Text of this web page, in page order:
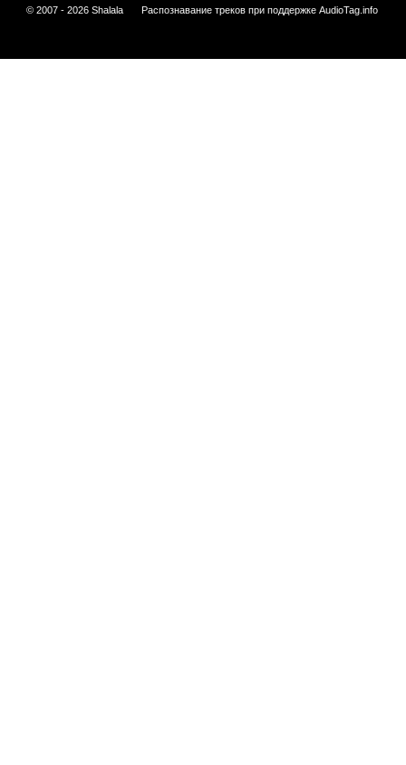
© 2007 - 2026 Shalala Распознавание треков при поддержке AudioTag.info